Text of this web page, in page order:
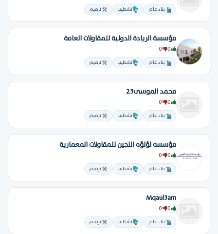
بناء عام تشطيب ترميم
مؤسسة الريادة الدولية للمقاولات العامة
بناء عام تشطيب ترميم
محمد الموسى23
بناء عام تشطيب ترميم
مؤسسه لؤلؤه اللجين للمقاولات المعمارية
بناء عام تشطيب ترميم
Mqaul3am
بناء عام تشطيب ترميم